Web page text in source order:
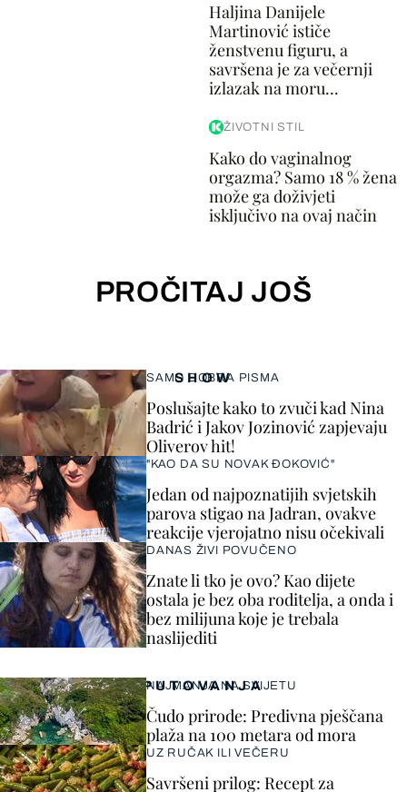
Haljina Danijele
Martinović ističe
ženstvenu figuru, a
savršena je za večernji
izlazak na moru...
ŽIVOTNI STIL
Kako do vaginalnog
orgazma? Samo 18 % žena
može ga doživjeti
isključivo na ovaj način
PROČITAJ JOŠ
SHOW
SAMO DOBRA PISMA
Poslušajte kako to zvuči kad Nina
Badrić i Jakov Jozinović zapjevaju
Oliverov hit!
"KAO DA SU NOVAK ĐOKOVIĆ"
Jedan od najpoznatijih svjetskih
parova stigao na Jadran, ovakve
reakcije vjerojatno nisu očekivali
DANAS ŽIVI POVUČENO
Znate li tko je ovo? Kao dijete
ostala je bez oba roditelja, a onda i
bez milijuna koje je trebala
naslijediti
PUTOVANJA
NAJMANJA NA SVIJETU
Čudo prirode: Predivna pješčana
plaža na 100 metara od mora
UZ RUČAK ILI VEČERU
Savršeni prilog: Recept za